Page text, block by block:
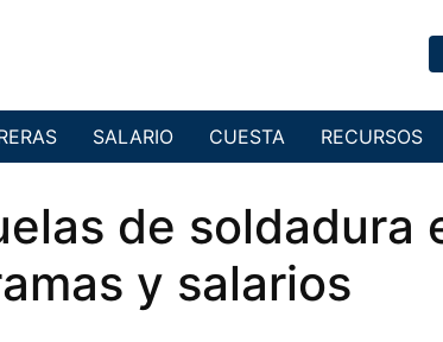
SALARIO CUESTA RECURSOS
de soldadura
y salarios